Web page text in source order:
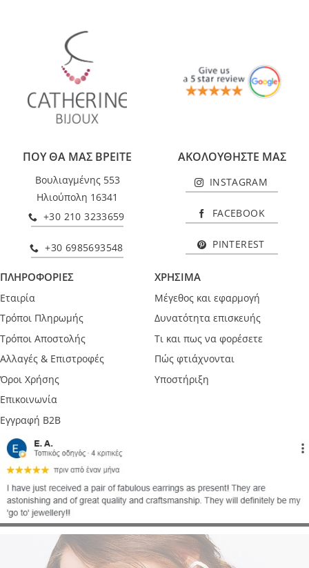
ΠΟΥ ΘΑ ΜΑΣ ΒΡΕΙΤΕ
Βουλιαγμένης 553
Ηλιούπολη 16341
+30 210 3233659
+30 6985693548
ΑΚΟΛΟΥΘΗΣΤΕ ΜΑΣ
INSTAGRAM
FACEBOOK
PINTEREST
ΠΛΗΡΟΦΟΡΙΕΣ
Εταιρία
Τρόποι Πληρωμής
Τρόποι Αποστολής
Αλλαγές & Επιστροφές
Όροι Χρήσης
Επικοινωνία
Εγγραφή B2B
ΧΡΗΣΙΜΑ
Μέγεθος και εφαρμογή
Δυνατότητα επισκευής
Τι και πως να φορέσετε
Πώς φτιάχνονται
Υποστήριξη